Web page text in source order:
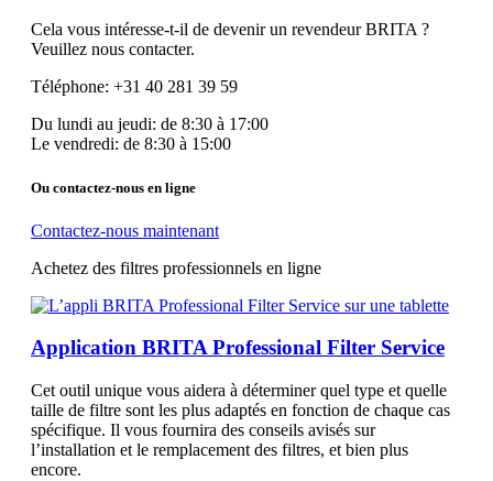
Cela vous intéresse-t-il de devenir un revendeur BRITA ?
Veuillez nous contacter.
Téléphone: +31 40 281 39 59
Du lundi au jeudi: de 8:30 à 17:00
Le vendredi: de 8:30 à 15:00
Ou contactez-nous en ligne
Contactez-nous maintenant
Achetez des filtres professionnels en ligne
Application BRITA Professional Filter Service
Cet outil unique vous aidera à déterminer quel type et quelle
taille de filtre sont les plus adaptés en fonction de chaque cas
spécifique. Il vous fournira des conseils avisés sur
l’installation et le remplacement des filtres, et bien plus
encore.